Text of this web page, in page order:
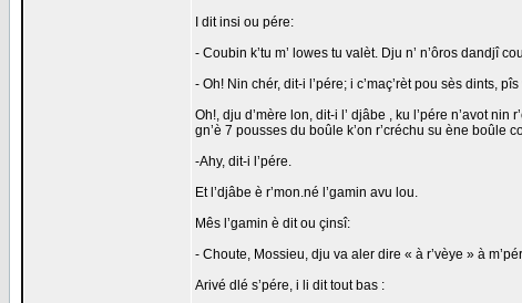
I dit insi ou pére:
- Coubin k’tu m’ lowes tu valèt. Dju n’ n’ôros dandjî
- Oh! Nin chér, dit-i l’pére; i c’maç’rèt pou sès dints,
Oh!, dju d’mère lon, dit-i l’ djâbe , ku l’pére n’avot
gn’è 7 pousses du boûle k’on r’créchu su ène boûle
-Ahy, dit-i l’pére.
Et l’djâbe è r’mon.né l’gamin avu lou.
Mês l’gamin è dit ou çinsî:
- Choute, Mossieu, dju va aler dire « à r’vèye » à
Arivé dlé s’pére, i li dit tout bas :